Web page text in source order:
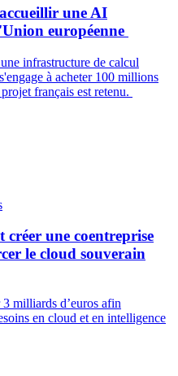
une AI
européenne
infrastructure de calcul
à acheter 100 millions
français est retenu.
une coentreprise
le cloud souverain
milliards d’euros afin
en cloud et en intelligence